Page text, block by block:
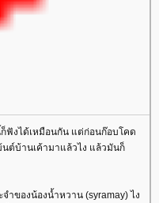
ก็ฟังได้เหมือนกัน แต่ก่อนก๊อบโคด
นต์บ้านเค้ามาแล้วไง แล้วมันก็
ำของน้องน้ำหวาน (syramay) ไง